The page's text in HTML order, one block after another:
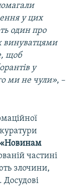
у цих
один про
винуватцями
щоб
у
ми не чули», –
«Новинам
частині
злочини,